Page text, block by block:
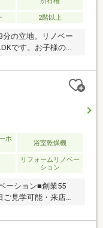
2階以上
の立地。リノベー
です。お子様の通
のため、北側2部屋
を4LDKから3LDKへ
ビングに開放感があ
す♪
ホ
浴室乾燥機
リフォームリノベー
ション
ーション■創業55
見学可能・来店不